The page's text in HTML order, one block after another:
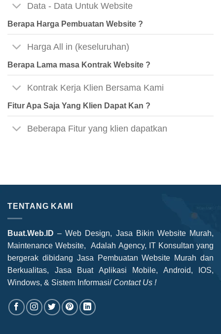
Data - Data Untuk Website
Berapa Harga Pembuatan Website ?
Harga All in (keseluruhan)
Berapa Lama masa Kontrak Website ?
Kontrak Kerja Klien Bersama Kami
Fitur Apa Saja Yang Klien Dapat Kan ?
Beberapa Fitur yang klien dapatkan
TENTANG KAMI
Buat.Web.ID – Web Design, Jasa Bikin Website Murah,
Maintenance Website, Adalah Agency, IT Konsultan yang
bergerak dibidang Jasa Pembuatan Website Murah dan
Berkualitas, Jasa Buat Aplikasi Mobile, Android, IOS,
Windows, & Sistem Informasi/ Contact Us !